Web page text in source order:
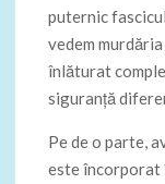
puternic
vedem
înlăturat
siguranță
Pe de o parte,
este încorporat